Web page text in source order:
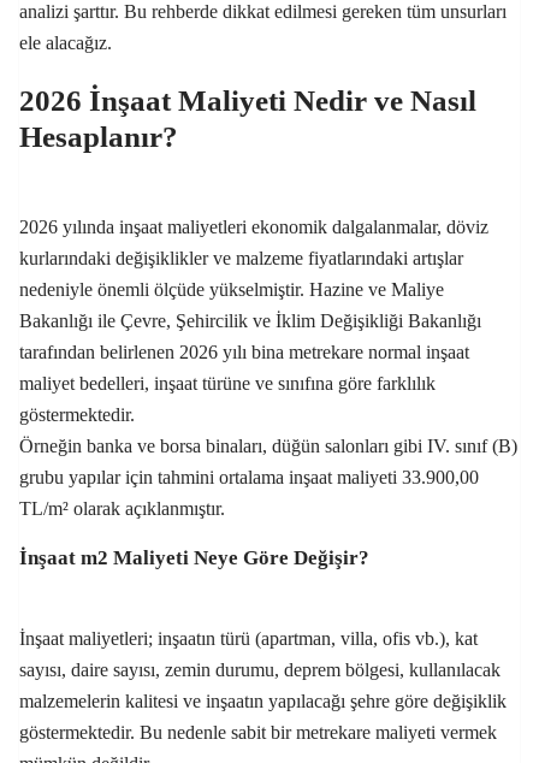
analizi şarttır. Bu rehberde dikkat edilmesi gereken tüm unsurları
ele alacağız.
2026 İnşaat Maliyeti Nedir ve Nasıl
Hesaplanır?
2026 yılında inşaat maliyetleri ekonomik dalgalanmalar, döviz
kurlarındaki değişiklikler ve malzeme fiyatlarındaki artışlar
nedeniyle önemli ölçüde yükselmiştir. Hazine ve Maliye
Bakanlığı ile Çevre, Şehircilik ve İklim Değişikliği Bakanlığı
tarafından belirlenen 2026 yılı bina metrekare normal inşaat
maliyet bedelleri, inşaat türüne ve sınıfına göre farklılık
göstermektedir.
Örneğin banka ve borsa binaları, düğün salonları gibi IV. sınıf (B)
grubu yapılar için tahmini ortalama inşaat maliyeti 33.900,00
TL/m² olarak açıklanmıştır.
İnşaat m2 Maliyeti Neye Göre Değişir?
İnşaat maliyetleri; inşaatın türü (apartman, villa, ofis vb.), kat
sayısı, daire sayısı, zemin durumu, deprem bölgesi, kullanılacak
malzemelerin kalitesi ve inşaatın yapılacağı şehre göre değişiklik
göstermektedir. Bu nedenle sabit bir metrekare maliyeti vermek